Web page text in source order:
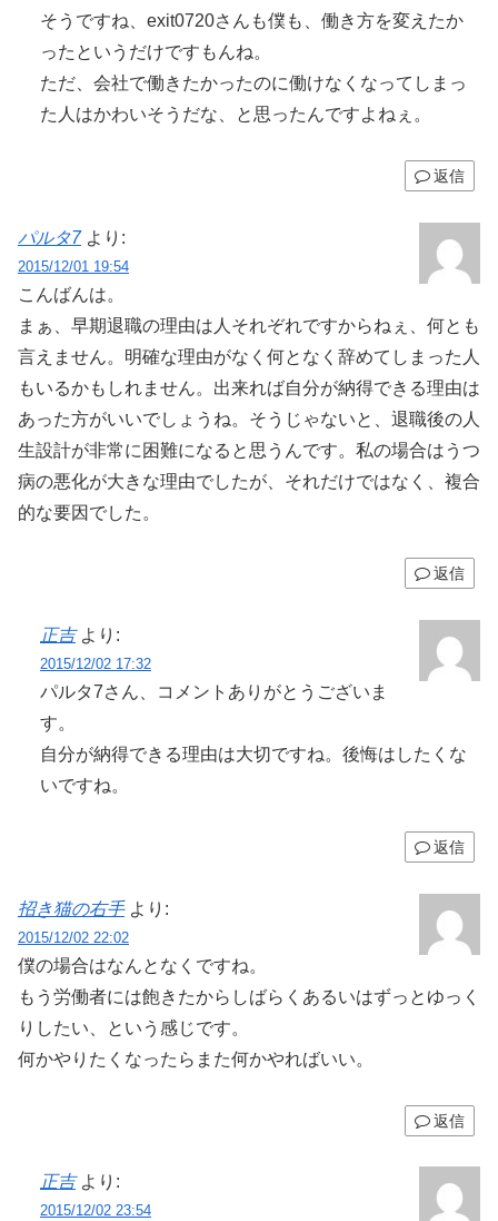
そうですね、exit0720さんも僕も、働き方を変えたか
ったというだけですもんね。
ただ、会社で働きたかったのに働けなくなってしまっ
た人はかわいそうだな、と思ったんですよねぇ。
返信
パルタ7 より:
2015/12/01 19:54
こんばんは。
まぁ、早期退職の理由は人それぞれですからねぇ、何とも
言えません。明確な理由がなく何となく辞めてしまった人
もいるかもしれません。出来れば自分が納得できる理由は
あった方がいいでしょうね。そうじゃないと、退職後の人
生設計が非常に困難になると思うんです。私の場合はうつ
病の悪化が大きな理由でしたが、それだけではなく、複合
的な要因でした。
返信
正吉 より:
2015/12/02 17:32
パルタ7さん、コメントありがとうございま
す。
自分が納得できる理由は大切ですね。後悔はしたくな
いですね。
返信
招き猫の右手 より:
2015/12/02 22:02
僕の場合はなんとなくですね。
もう労働者には飽きたからしばらくあるいはずっとゆっく
りしたい、という感じです。
何かやりたくなったらまた何かやればいい。
返信
正吉 より:
2015/12/02 23:54